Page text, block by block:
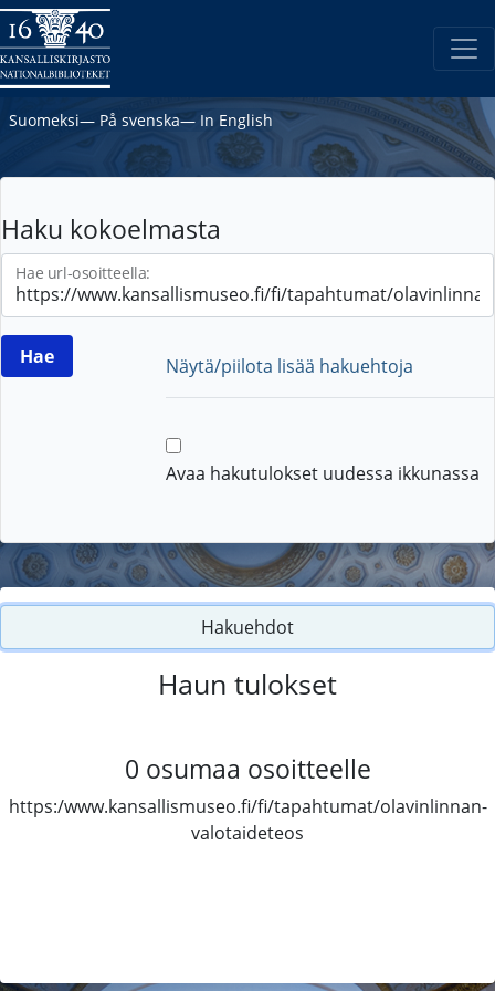
Suomeksi― På svenska― In English
Haku kokoelmasta
Hae url-osoitteella:
Näytä/piilota lisää hakuehtoja
Avaa hakutulokset uudessa ikkunassa
Hakuehdot
Haun tulokset
0 osumaa osoitteelle
https:/www.kansallismuseo.fi/fi/tapahtumat/olavinlinnan-
valotaideteos